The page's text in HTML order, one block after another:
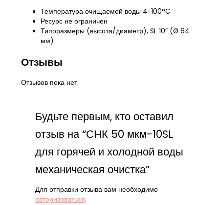
Температура очищаемой воды 4-100°С
Ресурс не ограничен
Типоразмеры (высота/диаметр), SL 10” (Ø 64
мм)
Отзывы
Отзывов пока нет.
Будьте первым, кто оставил
отзыв на “СНК 50 мкм-10SL
для горячей и холодной воды
механическая очистка”
Для отправки отзыва вам необходимо
авторизоваться.